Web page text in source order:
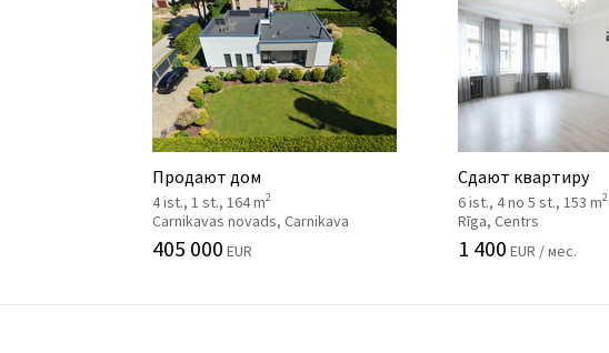
Продают дом
4 ist., 1 st., 164 m2
Carnikavas novads, Carnikava
405 000 EUR
Сдают квартиру
6 ist., 4 no 5 st., 153 m2
Rīga, Centrs
1 400 EUR / мес.